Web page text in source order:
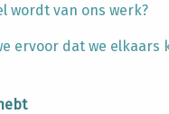
wordt van ons werk?
ervoor dat we